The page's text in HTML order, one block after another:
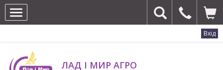
Вхід
ЛАД І МИР АГРО